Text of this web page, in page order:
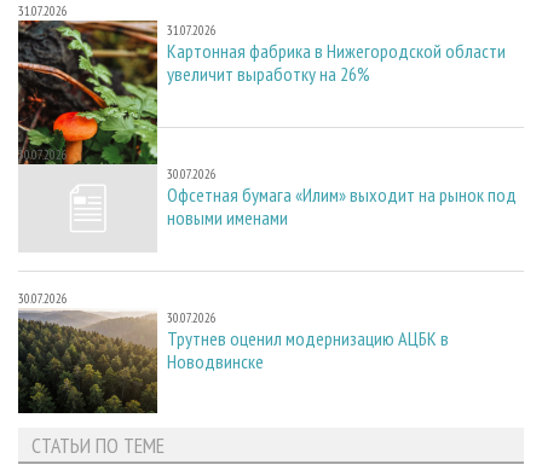
31.07.2026
31.07.2026
Картонная фабрика в Нижегородской области
увеличит выработку на 26%
30.07.2026
30.07.2026
Офсетная бумага «Илим» выходит на рынок под
новыми именами
30.07.2026
30.07.2026
Трутнев оценил модернизацию АЦБК в
Новодвинске
СТАТЬИ ПО ТЕМЕ